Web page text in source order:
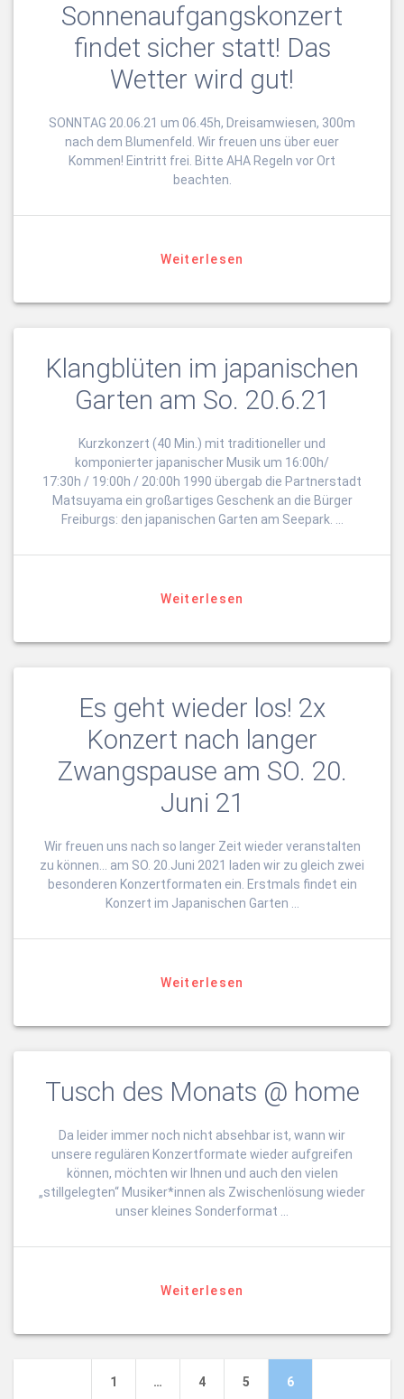
Sonnenaufgangskonzert
findet sicher statt! Das
Wetter wird gut!
SONNTAG 20.06.21 um 06.45h, Dreisamwiesen, 300m
nach dem Blumenfeld. Wir freuen uns über euer
Kommen! Eintritt frei. Bitte AHA Regeln vor Ort
beachten.
Weiterlesen
Klangblüten im japanischen
Garten am So. 20.6.21
Kurzkonzert (40 Min.) mit traditioneller und
komponierter japanischer Musik um 16:00h/
17:30h / 19:00h / 20:00h 1990 übergab die Partnerstadt
Matsuyama ein großartiges Geschenk an die Bürger
Freiburgs: den japanischen Garten am Seepark. …
Weiterlesen
Es geht wieder los! 2x
Konzert nach langer
Zwangspause am SO. 20.
Juni 21
Wir freuen uns nach so langer Zeit wieder veranstalten
zu können… am SO. 20.Juni 2021 laden wir zu gleich zwei
besonderen Konzertformaten ein. Erstmals findet ein
Konzert im Japanischen Garten …
Weiterlesen
Tusch des Monats @ home
Da leider immer noch nicht absehbar ist, wann wir
unsere regulären Konzertformate wieder aufgreifen
können, möchten wir Ihnen und auch den vielen
„stillgelegten“ Musiker*innen als Zwischenlösung wieder
unser kleines Sonderformat …
Weiterlesen
Beitragsnavigation
Seite
1 … Seite
4 Seite
5 Seite
6